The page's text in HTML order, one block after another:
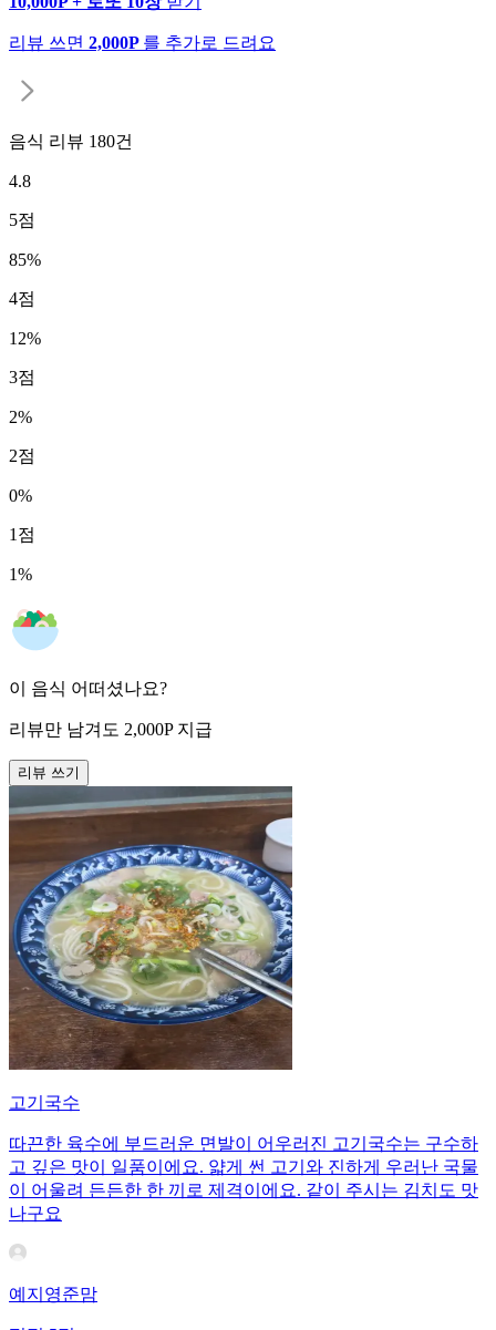
리뷰 쓰면 2,000P 를 추가로 드려요
음식 리뷰 180건
4.8
5점
85%
4점
12%
3점
2%
2점
0%
1 점
1%
이 음식 어떠셨나요?
리뷰만 남겨도 2,000P 지급
리뷰 쓰기
고기국수
따끈한 육수에 부드러운 면발이 어우러진 고기국수는 구수하
고 깊은 맛이 일품이에요. 얇게 썬 고기와 진하게 우러난 국물
이 어울려 든든한 한 끼로 제격이에요. 같이 주시는 김치도 맛
나구요
예지영준맘